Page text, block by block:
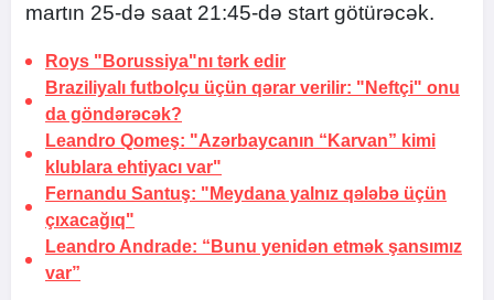
martın 25-də saat 21:45-də start götürəcək.
Roys "Borussiya"nı tərk edir
Braziliyalı futbolçu üçün qərar verilir: "Neftçi" onu
da göndərəcək?
Leandro Qomeş: "Azərbaycanın “Karvan” kimi
klublara ehtiyacı var"
Fernandu Santuş: "Meydana yalnız qələbə üçün
çıxacağıq"
Leandro Andrade: “Bunu yenidən etmək şansımız
var”